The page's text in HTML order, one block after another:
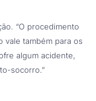
“O procedimento
vale também para os
algum acidente,
socorro.”